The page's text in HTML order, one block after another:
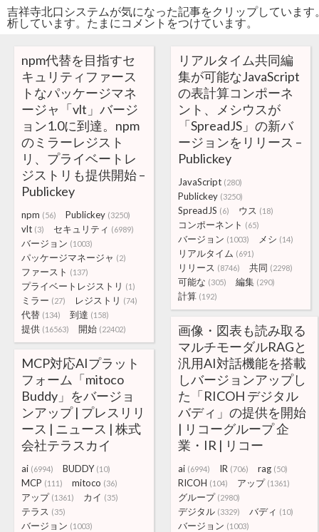
吉祥寺北口システムが気になった記事をクリップしていま
析しています。たまにコメントをつけています。
npm代替を目指すセ
キュリティファース
トなパッケージマネ
ージャ「vlt」バージ
ョン1.0に到達。npm
のミラーレジスト
リ、プライベートレ
ジストリも提供開始 –
Publickey
npm (56) Publickey (3250)
vlt (3) セキュリティ (6989)
バージョン (1003)
パッケージマネージャ (2)
ファースト (137)
プライベートレジストリ (1)
ミラー (27) レジストリ (74)
代替 (134) 到達 (158)
提供 (16563) 開始 (22402)
リアルタイム共同編
集が可能なJavaScript
の表計算コンポーネ
ント、メシウスが
「SpreadJS」の新バ
ージョンをリリース –
Publickey
JavaScript (280)
Publickey (3250)
SpreadJS (6) ウス (18)
コンポーネント (65)
バージョン (1003) メシ (14)
リアルタイム (691)
リリース (8746) 共同 (2298)
可能な (305) 編集 (290)
計算 (192)
画像・図表も読み取る
マルチモーダルRAGと
汎用AI対話機能を搭載
しバージョンアップし
た「RICOH デジタル
バディ」の提供を開始
| リコーグループ 企
業・IR | リコー
ai (6994) IR (706) rag (50)
RICOH (104) アップ (1361)
グループ (2980)
デジタル (3329) バディ (10)
バージョン (1003)
MCP対応AIプラット
フォーム「mitoco
Buddy」をバージョ
ンアップ | プレスリリ
ース | ニュース | 株式
会社テラスカイ
ai (6994) BUDDY (10)
MCP (111) mitoco (36)
アップ (1361) カイ (35)
テラス (35)
バージョン (1003)